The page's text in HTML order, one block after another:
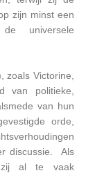
zijn minst een
universele
zoals Victorine,
van politieke,
van hun
orde,
discussie. Als
zij al te vaak